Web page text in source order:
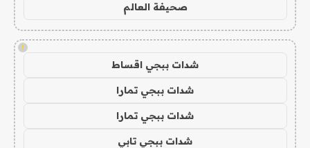
صحيفة العالم
!
شدات ببجي اقساط
شدات ببجي تمارا
شدات ببجي تمارا
شدات ببجي تابي